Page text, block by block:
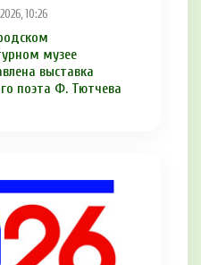
10:26
музее
выставка
поэта Ф. Тютчева